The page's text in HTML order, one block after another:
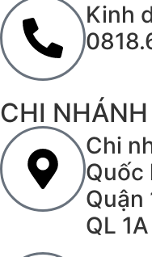
Kinh
CHI
Chi
Quốc
Quận
QL 1A